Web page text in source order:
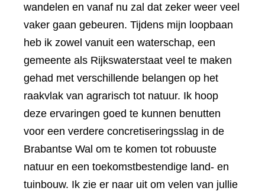
wandelen en vanaf nu zal dat zeker weer veel
vaker gaan gebeuren. Tijdens mijn loopbaan
heb ik zowel vanuit een waterschap, een
gemeente als Rijkswaterstaat veel te maken
gehad met verschillende belangen op het
raakvlak van agrarisch tot natuur. Ik hoop
deze ervaringen goed te kunnen benutten
voor een verdere concretiseringsslag in de
Brabantse Wal om te komen tot robuuste
natuur en een toekomstbestendige land- en
tuinbouw. Ik zie er naar uit om velen van jullie